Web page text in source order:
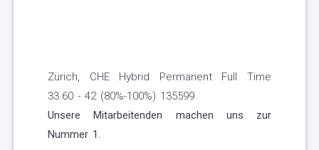
Zürich, CHE Hybrid Permanent Full Time
33.60 - 42 (80%-100%) 135599
Unsere Mitarbeitenden machen uns zur
Nummer 1.